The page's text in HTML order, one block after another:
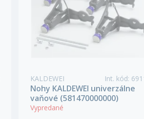
KALDEWEI Int. kód:
Nohy KALDEWEI univerzálne
vaňové (581470000000)
Vypredané